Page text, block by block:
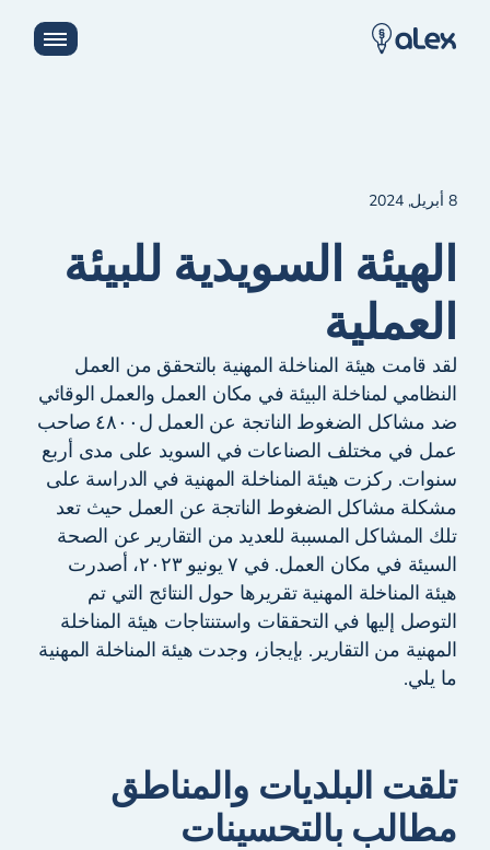
8 أبريل, 2024
الهيئة السويدية للبيئة
العملية
لقد قامت هيئة المناخلة المهنية بالتحقق من العمل
النظامي لمناخلة البيئة في مكان العمل والعمل الوقائي
ضد مشاكل الضغوط الناتجة عن العمل ل٤٨٠٠ صاحب
عمل في مختلف الصناعات في السويد على مدى أربع
سنوات. ركزت هيئة المناخلة المهنية في الدراسة على
مشكلة مشاكل الضغوط الناتجة عن العمل حيث تعد
تلك المشاكل المسببة للعديد من التقارير عن الصحة
السيئة في مكان العمل. في ٧ يونيو ٢٠٢٣، أصدرت
هيئة المناخلة المهنية تقريرها حول النتائج التي تم
التوصل إليها في التحققات واستنتاجات هيئة المناخلة
المهنية من التقارير. بإيجاز، وجدت هيئة المناخلة المهنية
ما يلي.
تلقت البلديات والمناطق
مطالب بالتحسينات